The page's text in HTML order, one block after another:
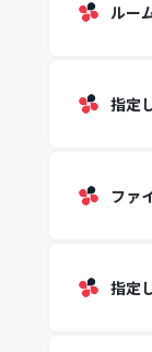
ルー
指定
ファ
指定